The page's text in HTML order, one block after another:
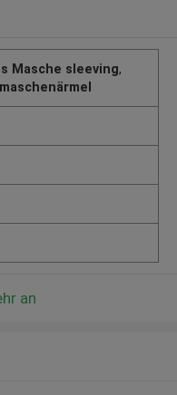
Masche sleeving,
an